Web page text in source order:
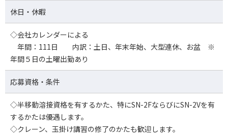
休日・休暇
◇会社カレンダーによる
年間：111日 内訳：土日、年末年始、大型連休、お盆 ※
年間５日の土曜出勤あり
応募資格・条件
◇半移動溶接資格を有するかた、特にSN-2FならびにSN-2Vを有
するかたは優遇します。
◇クレーン、玉掛け講習の修了のかたも歓迎します。